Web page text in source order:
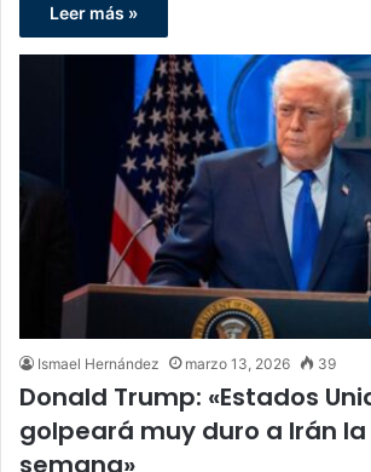
Leer más »
Ismael Hernández marzo 13, 2026 39
Donald Trump: «Estados
golpeará muy duro a Irán
semana»